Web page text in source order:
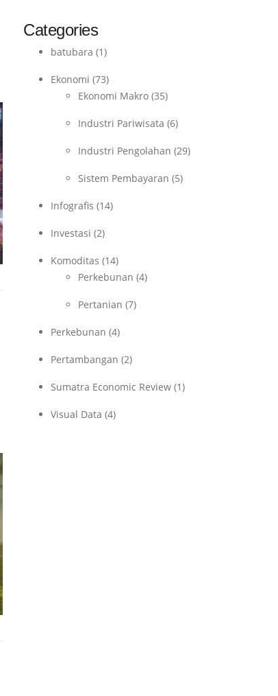
Categories
batubara (1)
Ekonomi (73)
Ekonomi Makro (35)
Industri Pariwisata (6)
Industri Pengolahan (29)
Sistem Pembayaran (5)
Infografis (14)
Investasi (2)
Komoditas (14)
Perkebunan (4)
Pertanian (7)
Perkebunan (4)
Pertambangan (2)
Sumatra Economic Review (1)
Visual Data (4)